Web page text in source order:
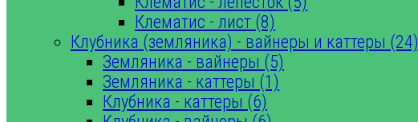
Клематис - лист (8)
Клубника (земляника) - вайнеры и каттеры (24)
Земляника - вайнеры (5)
Земляника - каттеры (1)
Клубника - каттеры (6)